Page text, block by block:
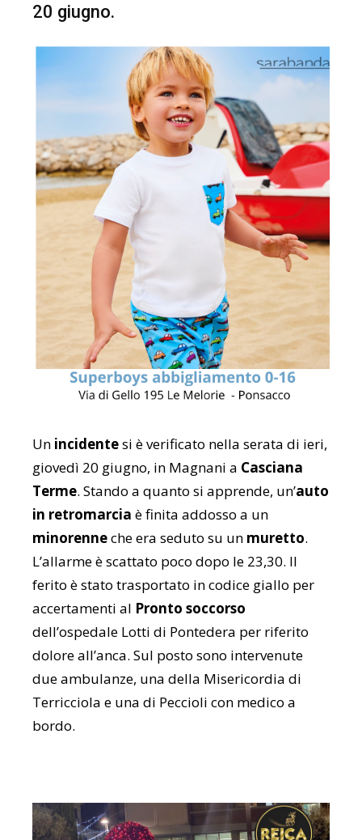
20 giugno.
Un incidentesi è verificato nella serata di ieri,
giovedì 20 giugno, in Magnani a Casciana
Terme. Stando a quanto si apprende, un’auto
in retromarcia è finita addosso a un
minorenneche era seduto su un muretto.
L’allarme è scattato poco dopo le 23,30. Il
ferito è stato trasportato in codice giallo per
accertamenti al Pronto soccorso
dell’ospedale Lotti di Pontedera per riferito
dolore all’anca. Sul posto sono intervenute
due ambulanze, una della Misericordia di
Terricciola e una di Peccioli con medico a
bordo.